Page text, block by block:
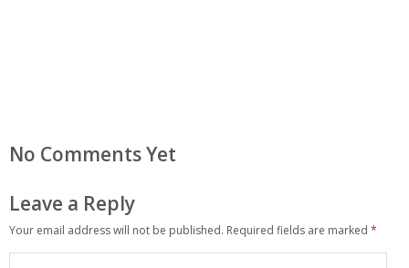
No Comments Yet
Leave a Reply
Your email address will not be published. Required fields are marked *